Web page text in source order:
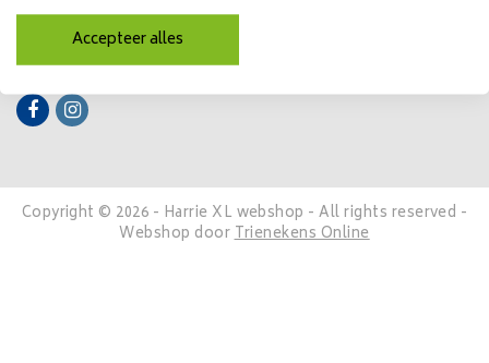
Contactgegevens
Volg ons
Copyright © 2026 - Harrie XL webshop - All rights reserved -
Webshop doorTrienekens Online
Accepteer alles